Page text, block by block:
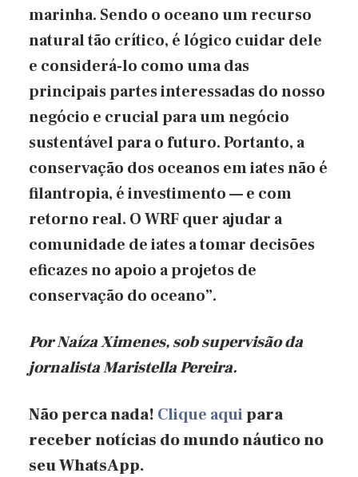
marinha. Sendo o oceano um recurso
natural tão crítico, é lógico cuidar dele
e considerá-lo como uma das
principais partes interessadas do nosso
negócio e crucial para um negócio
sustentável para o futuro. Portanto, a
conservação dos oceanos em iates não é
filantropia, é investimento — e com
retorno real. O WRF quer ajudar a
comunidade de iates a tomar decisões
eficazes no apoio a projetos de
conservação do oceano”.
Por Naíza Ximenes, sob supervisãoda
jornalista Maristella Pereira.
Não perca nada! Clique aquipara
receber notícias do mundo náutico no
seu WhatsApp.